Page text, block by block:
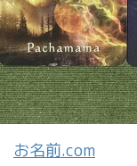
お名前.com